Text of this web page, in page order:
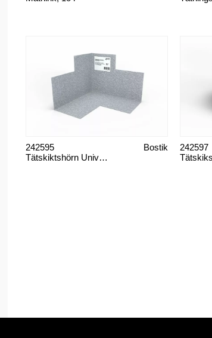
Tätskiktshörn Universal Innerhörn
Bostik
242595 242597